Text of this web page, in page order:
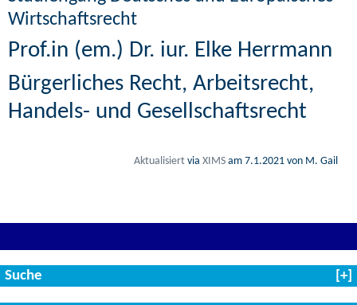
Wirtschaftsrecht
Prof.in (em.) Dr. iur. Elke Herrmann
Bürgerliches Recht, Arbeitsrecht,
Handels- und Gesellschaftsrecht
Aktualisiertvia XIMSam 7.1.2021von M. Gail
Suche